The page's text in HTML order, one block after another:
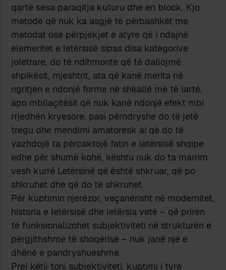
qartë sesa paraqitja kuturu dhe en block. Kjo
metodë që nuk ka asgjë të përbashkët me
metodat ose përpjekjet e atyre që i ndajnë
elementet e letërsisë sipas disa kategorive
joletrare, do të ndihmonte që të dallojmë
shpikësit, mjeshtrit, ata që kanë merita në
ngritjen e ndonjë forme në shkallë më të lartë,
apo mbllaçitësit që nuk kanë ndonjë efekt mbi
rrjedhën kryesore, pasi përndryshe do të jetë
tregu dhe mendimi amatoresk ai që do të
vazhdojë ta përcaktojë fatin e letërsisë shqipe
edhe për shumë kohë, kështu nuk do ta marrim
vesh kurrë Letërsinë që është shkruar, që po
shkruhet dhe që do të shkruhet.
Për kuptimin njerëzor, veçanërisht në modernitet,
historia e letërsisë dhe letërsia vetë – që priren
të funksionalizohet subjektiviteti në strukturën e
përgjithshme të shoqërisë – nuk janë një e
dhënë e pandryshueshme.
Prej këtij toni subjektiviteti, kuptimi i tyre